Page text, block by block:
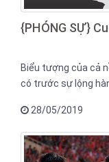
{PHÓNG SỰ}
Biểu tượng của cả
có trước sự lộng
28/05/2019